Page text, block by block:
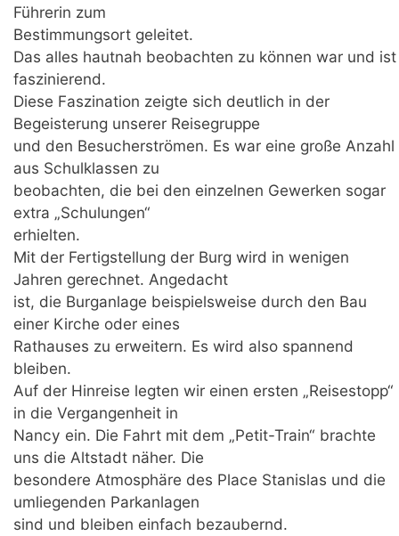
Führerin zum
Bestimmungsort geleitet.
Das alles hautnah beobachten zu können war und ist
faszinierend.
Diese Faszination zeigte sich deutlich in der
Begeisterung unserer Reisegruppe
und den Besucherströmen. Es war eine große Anzahl
aus Schulklassen zu
beobachten, die bei den einzelnen Gewerken sogar
extra „Schulungen“
erhielten.
Mit der Fertigstellung der Burg wird in wenigen
Jahren gerechnet. Angedacht
ist, die Burganlage beispielsweise durch den Bau
einer Kirche oder eines
Rathauses zu erweitern. Es wird also spannend
bleiben.
Auf der Hinreise legten wir einen ersten „Reisestopp“
in die Vergangenheit in
Nancy ein. Die Fahrt mit dem „Petit-Train“ brachte
uns die Altstadt näher. Die
besondere Atmosphäre des Place Stanislas und die
umliegenden Parkanlagen
sind und bleiben einfach bezaubernd.